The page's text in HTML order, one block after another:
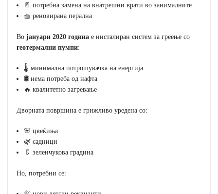
🚪 потребна замена на внатрешни врати во занималните
🧺 реновирана перална
Во јануари 2020 годинае инсталиран систем за греење со
геотермални пумпи:
🌡️ минимална потрошувачка на енергија
🛢️ нема потреба од нафта
🔥 квалитетно загревање
Дворната површина е грижливо уредена со:
🌸 цвеќиња
🌿 садници
🥬 зеленчукова градина
Но, потребни се: